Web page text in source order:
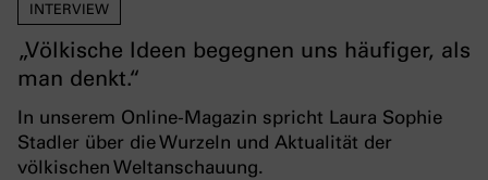
INTERVIEW
„Völkische Ideen begegnen uns häufiger, als
man denkt.“
In unserem Online-Magazin spricht Laura Sophie
Stadler über die Wurzeln und Aktualität der
völkischen Weltanschauung.